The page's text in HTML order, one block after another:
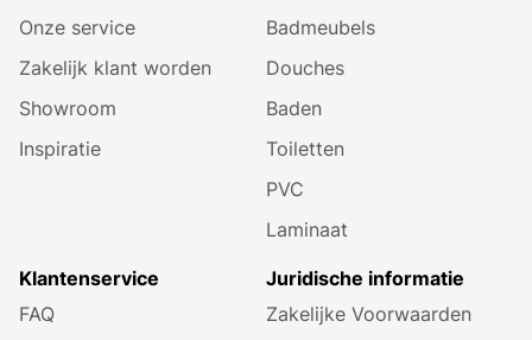
Onze service
Zakelijk klant worden
Showroom
Inspiratie
Badmeubels
Douches
Baden
Toiletten
PVC
Laminaat
Klantenservice
FAQ
Juridische informatie
Zakelijke Voorwaarden